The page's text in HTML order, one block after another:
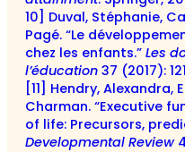
10] Duval, Stéphanie,
Pagé. “Le
chez les enfants.” Les
l’éducation 37 (2017):
[11] Hendry, Alexandra,
Charman. “Executive
of life: Precursors,
Developmental Review